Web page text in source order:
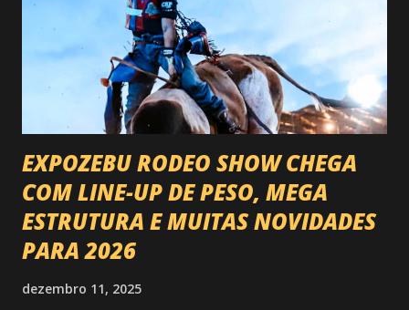
EXPOZEBU RODEO SHOW CHEGA
COM LINE-UP DE PESO, MEGA
ESTRUTURA E MUITAS NOVIDADES
PARA 2026
dezembro 11, 2025